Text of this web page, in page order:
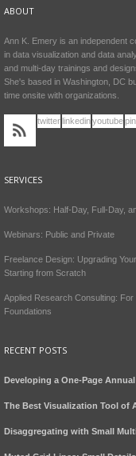
ABOUT
Ann K. Emery is an independent
in data visualization and data
and multi-day trainings and
She's based in Washington, DC
time onsite with organizations.
twitterlinkedinyoutube
SERVICES
Workshops: Half-Day, Full-Day,
Webinars: Public and Private
Freelance Design: Upgrading
Starting from Scratch
Applied Research Consulting:
Foundations
RECENT POSTS
Developing a One-Page
The Best Visualization Tool of
Disaggregating with Small